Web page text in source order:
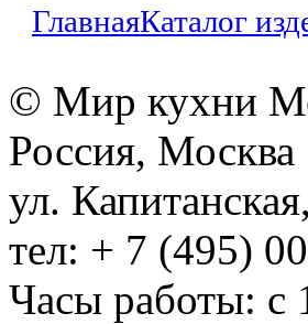
ГлавнаяКаталог
© Мир кухни
Россия, Москва
ул.
тел: + 7 (495)
Часы работы: с